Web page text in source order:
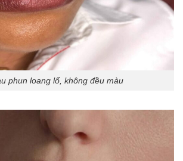
phun loang lổ, không đều màu